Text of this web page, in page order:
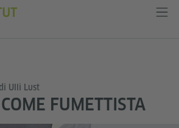
Ulli Lust
FUMETTISTA